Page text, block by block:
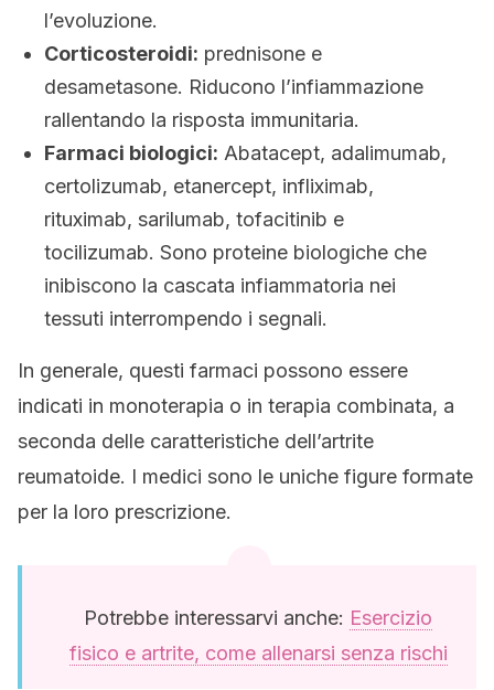
l’evoluzione.
Corticosteroidi: prednisone e
desametasone. Riducono l’infiammazione
rallentando la risposta immunitaria.
Farmaci biologici: Abatacept, adalimumab,
certolizumab, etanercept, infliximab,
rituximab, sarilumab, tofacitinib e
tocilizumab. Sono proteine biologiche che
inibiscono la cascata infiammatoria nei
tessuti interrompendo i segnali.
In generale, questi farmaci possono essere
indicati in monoterapia o in terapia combinata, a
seconda delle caratteristiche dell’artrite
reumatoide. I medici sono le uniche figure formate
per la loro prescrizione.
Potrebbe interessarvi anche: Esercizio
fisico e artrite, come allenarsi senza rischi